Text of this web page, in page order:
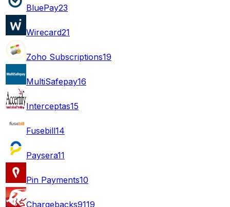
BluePay23
Wirecard21
Zoho Subscriptions19
MultiSafepay16
Interceptas15
Fusebill14
Paysera11
Pin Payments10
Chargebacks9119